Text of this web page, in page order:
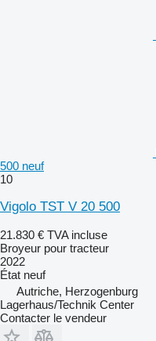
500 neuf
10
Vigolo TST V 20 500
21.830 € TVA incluse
Broyeur pour tracteur
2022
État neuf
Autriche, Herzogenburg
Lagerhaus/Technik Center
Contacter le vendeur